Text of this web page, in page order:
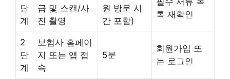
단
계
급 및 스캔/사
진 촬영
원 방문 시
간 포함)
록 재확인
2
단
계
보험사 홈페이
지 또는 앱 접
속
5분
회원가입 또
는 로그인